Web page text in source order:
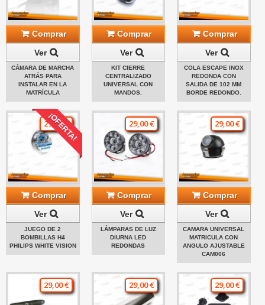
Comprar
Ver
CÁMARA DE MARCHA
ATRÁS PARA
INSTALAR EN LA
MATRÍCULA
Comprar
Ver
KIT CIERRE
CENTRALIZADO
UNIVERSAL CON
MANDOS.
Comprar
Ver
COLA ESCAPE INOX
REDONDA CON
SALIDA DE 102 MM
BORDE REDONDO.
¡OFERTA!
29,00 €
Comprar
Ver
JUEGO DE 2
BOMBILLAS H4
PHILIPS WHITE VISION
29,00 €
Comprar
Ver
LÁMPARAS DE LUZ
DIURNA LED
REDONDAS
29,00 €
Comprar
Ver
CAMARA UNIVERSAL
MATRICULA CON
ANGULO AJUSTABLE
CAM006
29,00 € 29,00 € 29,00 €